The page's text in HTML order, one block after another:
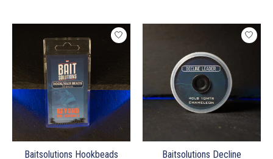
Baitsolutions Hookbeads
Baitsolutions Decline